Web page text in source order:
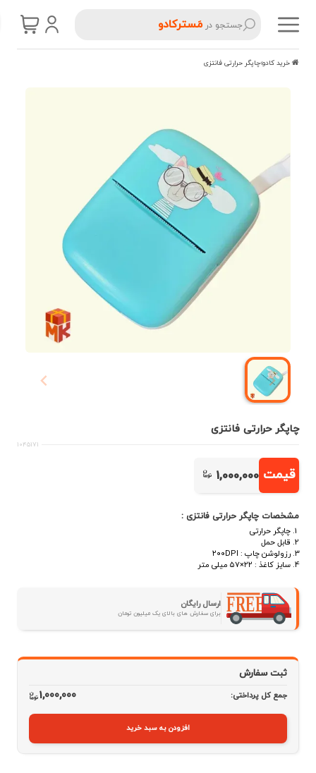
جستجو درمَسترکادو
چاپگر حرارتی فانتزی
چاپگر حرارتی فانتزی
1045171
قیمت 1,000,000
مشخصات چاپگر حرارتی فانتزی :
چاپگر حرارتی
قابل حمل
رزولوشن چاپ : ۲۰۰DPI
سایز کاغذ : ۲۲×۵۷ میلی متر
ارسال رایگان
برای سفارش های بالای یک میلیون تومان
ثبت سفارش
جمع کل پرداختی: 1,000,000
افزودن به سبد خرید